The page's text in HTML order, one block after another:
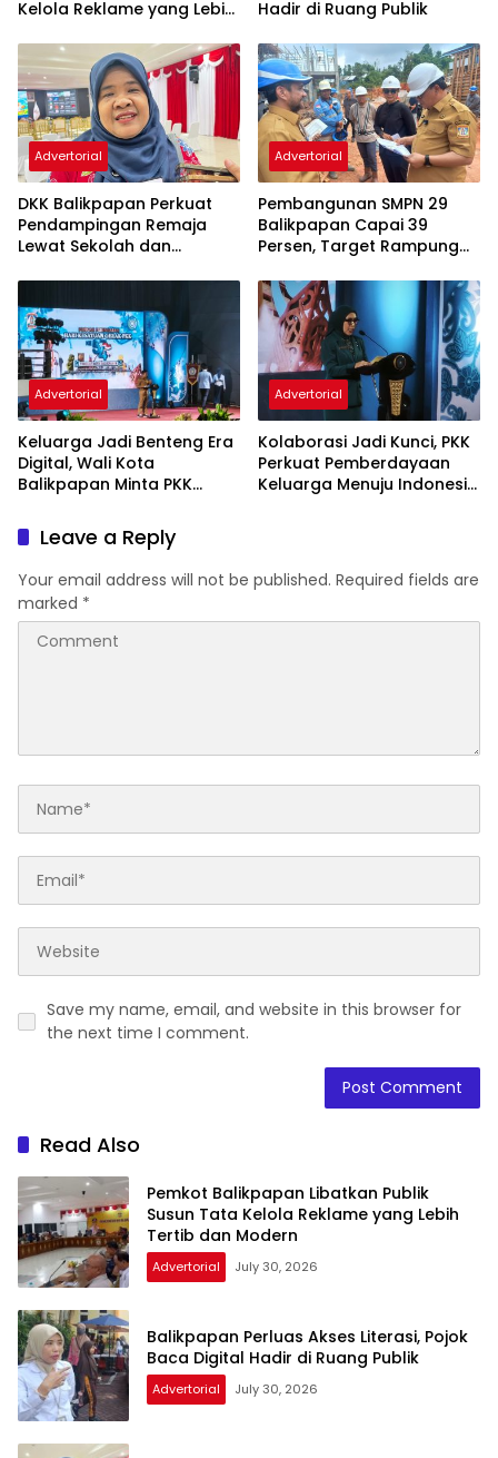
Kelola Reklame yang Lebih
Hadir di Ruang Publik
Advertorial
DKK Balikpapan Perkuat
Pendampingan Remaja
Lewat Sekolah dan
Advertorial
Pembangunan SMPN 29
Balikpapan Capai 39
Persen, Target Rampung
Advertorial
Keluarga Jadi Benteng Era
Digital, Wali Kota
Balikpapan Minta PKK
Karakter Generasi Muda
Advertorial
Kolaborasi Jadi Kunci, PKK
Perkuat Pemberdayaan
Keluarga Menuju Indonesia
Leave a Reply
Your email address will not be published. Required fields are
marked *
Save my name, email, and website in this browser for
the next time I comment.
Read Also
Pemkot Balikpapan Libatkan Publik
Susun Tata Kelola Reklame yang Lebih
Tertib dan Modern
Advertorial July 30, 2026
Balikpapan Perluas Akses Literasi, Pojok
Baca Digital Hadir di Ruang Publik
Advertorial July 30, 2026